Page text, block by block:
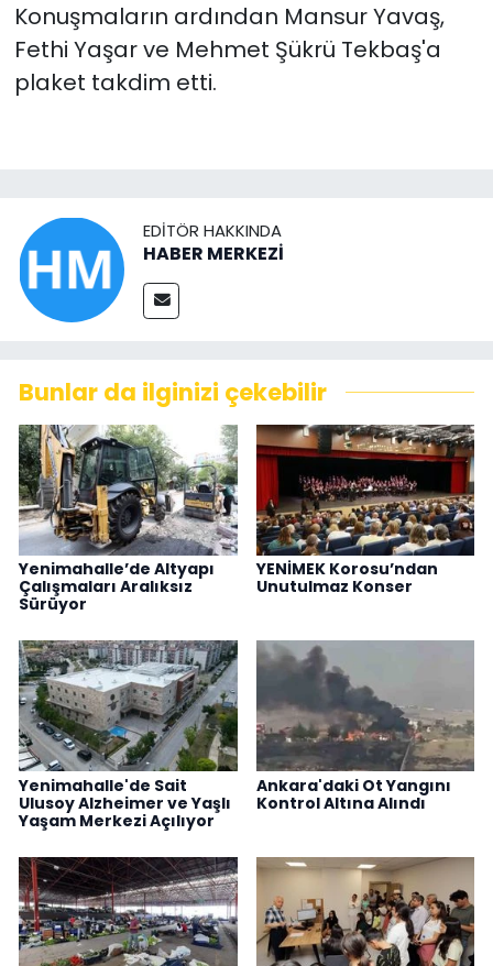
Konuşmaların ardından Mansur Yavaş,
Fethi Yaşar ve Mehmet Şükrü Tekbaş'a
plaket takdim etti.
EDITÖR HAKKINDA
HABER MERKEZİ
Bunlar da ilginizi çekebilir
Yenimahalle’de Altyapı
Çalışmaları Aralıksız
Sürüyor
YENİMEK Korosu’ndan
Unutulmaz Konser
Yenimahalle'de Sait
Ulusoy Alzheimer ve Yaşlı
Yaşam Merkezi Açılıyor
Ankara'daki Ot Yangını
Kontrol Altına Alındı